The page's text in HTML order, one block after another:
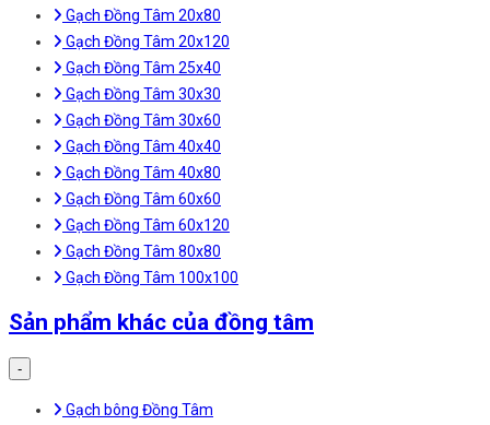
Gạch Đồng Tâm 20x80
Gạch Đồng Tâm 20x120
Gạch Đồng Tâm 25x40
Gạch Đồng Tâm 30x30
Gạch Đồng Tâm 30x60
Gạch Đồng Tâm 40x40
Gạch Đồng Tâm 40x80
Gạch Đồng Tâm 60x60
Gạch Đồng Tâm 60x120
Gạch Đồng Tâm 80x80
Gạch Đồng Tâm 100x100
Sản phẩm khác của đồng tâm
-
Gạch bông Đồng Tâm